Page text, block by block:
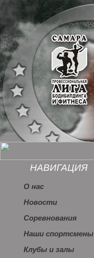
НАВИГАЦИЯ
О нас
Новости
Соревнования
Наши спортсмены
Клубы и залы